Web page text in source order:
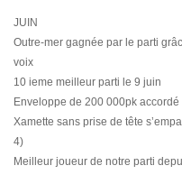
JUIN
Outre-mer gagnée par le parti
voix
10 ieme meilleur parti le 9 juin
Enveloppe de 200 000pk
Xamette sans prise de tête
4)
Meilleur joueur de notre parti